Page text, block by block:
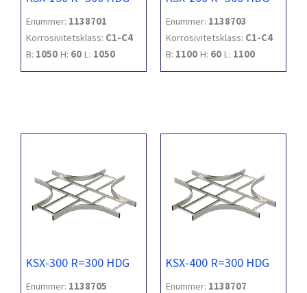
Enummer: 1138701
Korrosivitetsklass: C1-C4
B: 1050 H: 60 L: 1050
Enummer: 1138703
Korrosivitetsklass: C1-C4
B: 1100 H: 60 L: 1100
KSX-300 R=300 HDG
Enummer: 1138705
KSX-400 R=300 HDG
Enummer: 1138707